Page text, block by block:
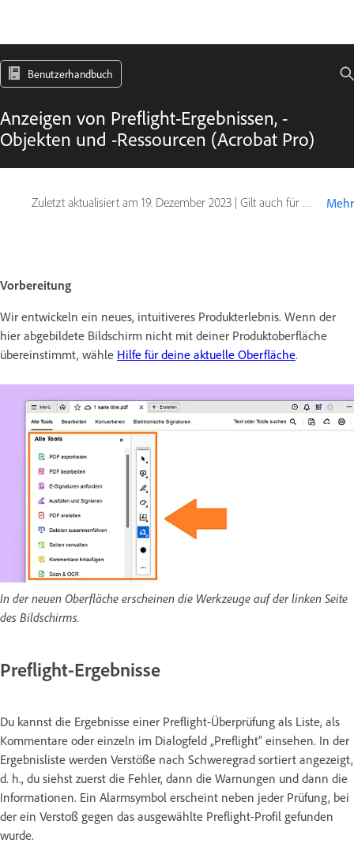
Benutzerhandbuch
Anzeigen von Preflight-Ergebnissen, -
Objekten und -Ressourcen (Acrobat Pro)
Zuletzt aktualisiert am 19. Dezember 2023 | Gilt auch für Adobe Acrobat 2017, Adobe Acrobat 2020 Mehr
Vorbereitung
Wir entwickeln ein neues, intuitiveres Produkterlebnis. Wenn der
hier abgebildete Bildschirm nicht mit deiner Produktoberfläche
übereinstimmt, wähle Hilfe für deine aktuelle Oberfläche.
In der neuen Oberfläche erscheinen die Werkzeuge auf der linken Seite
des Bildschirms.
Preflight-Ergebnisse
Du kannst die Ergebnisse einer Preflight-Überprüfung als Liste, als
Kommentare oder einzeln im Dialogfeld „Preflight“ einsehen. In der
Ergebnisliste werden Verstöße nach Schweregrad sortiert angezeigt,
d. h., du siehst zuerst die Fehler, dann die Warnungen und dann die
Informationen. Ein Alarmsymbol erscheint neben jeder Prüfung, bei
der ein Verstoß gegen das ausgewählte Preflight-Profil gefunden
wurde.